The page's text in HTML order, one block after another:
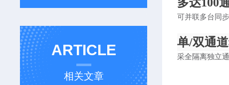
ARTICLE
相关文章
可并联多台同
单/双通
采全隔离独立